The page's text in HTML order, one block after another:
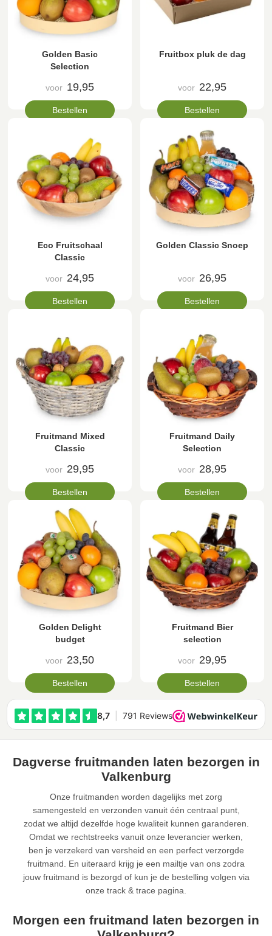
Golden Basic
Selection
voor 19,95
Bestellen
Fruitbox pluk de dag
voor 22,95
Bestellen
Eco Fruitschaal
Classic
voor 24,95
Bestellen
Golden Classic Snoep
voor 26,95
Bestellen
Fruitmand Mixed
Classic
voor 29,95
Bestellen
Fruitmand Daily
Selection
voor 28,95
Bestellen
Golden Delight
budget
voor 23,50
Bestellen
Fruitmand Bier
selection
voor 29,95
Bestellen
Dagverse fruitmanden laten bezorgen in
Valkenburg
Onze fruitmanden worden dagelijks met zorg
samengesteld en verzonden vanuit één centraal punt,
zodat we altijd dezelfde hoge kwaliteit kunnen garanderen.
Omdat we rechtstreeks vanuit onze leverancier werken,
ben je verzekerd van versheid en een perfect verzorgde
fruitmand. En uiteraard krijg je een mailtje van ons zodra
jouw fruitmand is bezorgd of kun je de bestelling volgen via
onze track & trace pagina.
Morgen een fruitmand laten bezorgen in